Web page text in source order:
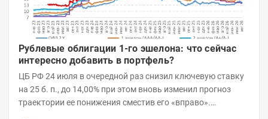
Рублевые облигации 1-го эшелона: что сейчас
интересно добавить в портфель?
ЦБ РФ 24 июля в очередной раз снизил ключевую ставку
на 25 б. п., до 14,00% при этом вновь изменил прогноз
траектории ее понижения сместив его «вправо».